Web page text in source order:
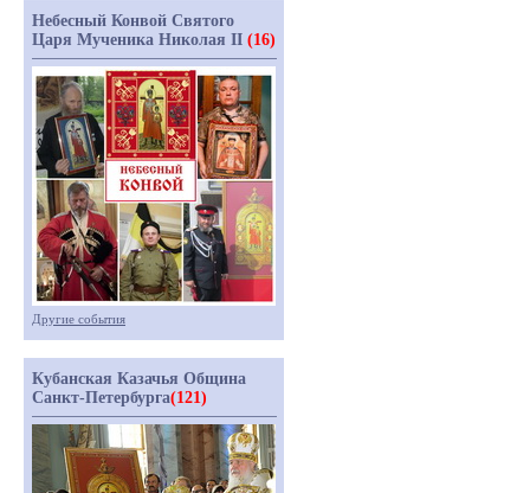
Небесный Конвой Святого
Царя Мученика Николая II (16)
Другие события
Кубанская Казачья Община
Санкт-Петербурга(121)